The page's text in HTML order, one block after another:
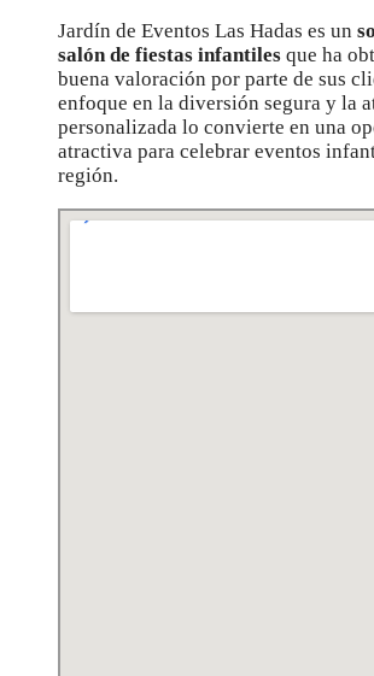
Jardín de Eventos Las Hadas es un
salón de fiestas infantiles que ha
buena valoración por parte de sus
enfoque en la diversión segura y la
personalizada lo convierte en una
atractiva para celebrar eventos
región.